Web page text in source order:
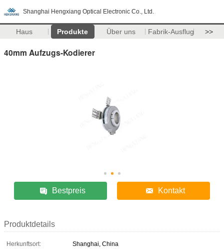
Shanghai Hengxiang Optical Electronic Co., Ltd.
Haus Produkte Über uns Fabrik-Ausflug >>
40mm Aufzugs-Kodierer
Bestpreis Kontakt
Produktdetails
Herkunftsort:
Shanghai, China